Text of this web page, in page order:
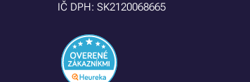
IČ DPH: SK2120068665